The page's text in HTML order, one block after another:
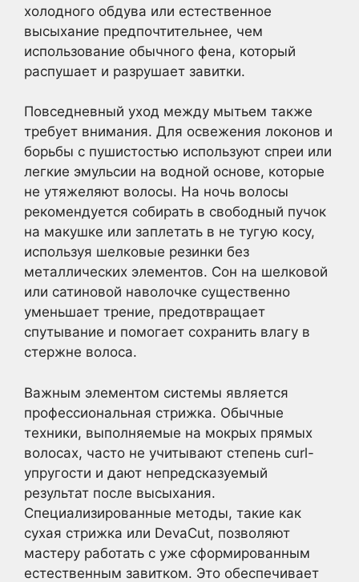
холодного обдува или естественное
высыхание предпочтительнее, чем
использование обычного фена, который
распушает и разрушает завитки.
Повседневный уход между мытьем также
требует внимания. Для освежения локонов и
борьбы с пушистостью используют спреи или
легкие эмульсии на водной основе, которые
не утяжеляют волосы. На ночь волосы
рекомендуется собирать в свободный пучок
на макушке или заплетать в не тугую косу,
используя шелковые резинки без
металлических элементов. Сон на шелковой
или сатиновой наволочке существенно
уменьшает трение, предотвращает
спутывание и помогает сохранить влагу в
стержне волоса.
Важным элементом системы является
профессиональная стрижка. Обычные
техники, выполняемые на мокрых прямых
волосах, часто не учитывают степень curl-
упругости и дают непредсказуемый
результат после высыхания.
Специализированные методы, такие как
сухая стрижка или DevaCut, позволяют
мастеру работать с уже сформированным
естественным завитком. Это обеспечивает